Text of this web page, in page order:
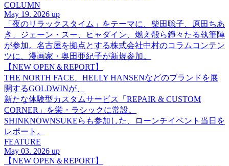
COLUMN
May 19. 2026 up
「夜のリラックスタイム」をテーマに、柴田聡子、原田ちあ
き、ジェーン・スー、ヒャダイン、燃え殻ら錚々たる執筆陣
が参加。名古屋を拠点とする株式会社中村のコラムコンテン
ツに、漫画家・奥田亜紀子が新規参加。
【NEW OPEN＆REPORT】
THE NORTH FACE、HELLY HANSENなどのブランドを展
開するGOLDWINが、
新たな体験型カスタムサービス「REPAIR & CUSTOM
CORNER」を栄・ラシックに常設。
SHINKNOWNSUKEらも参加した、ローンチイベント当日を
レポート。
FEATURE
May 03. 2026 up
【NEW OPEN＆REPORT】